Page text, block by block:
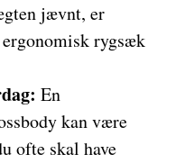
jævnt, er
rygsæk
En
kan være
ofte skal have